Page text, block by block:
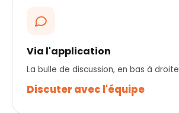
Via l'application
La bulle de discussion, en bas à droite
Discuter avec l'équipe